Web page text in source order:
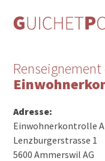
Renseignement
Adresse:
Einwohnerkontrolle
Lenzburgerstrasse 1
5600 Ammerswil AG